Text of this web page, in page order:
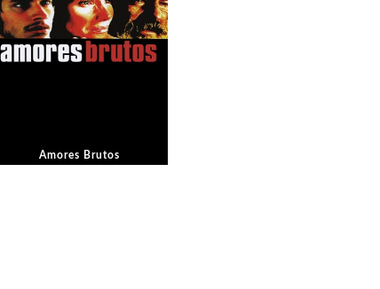
Amores Brutos